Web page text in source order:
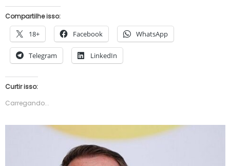
Compartilhe isso:
18+ Facebook WhatsApp
Telegram LinkedIn
Curtir isso:
Carregando...